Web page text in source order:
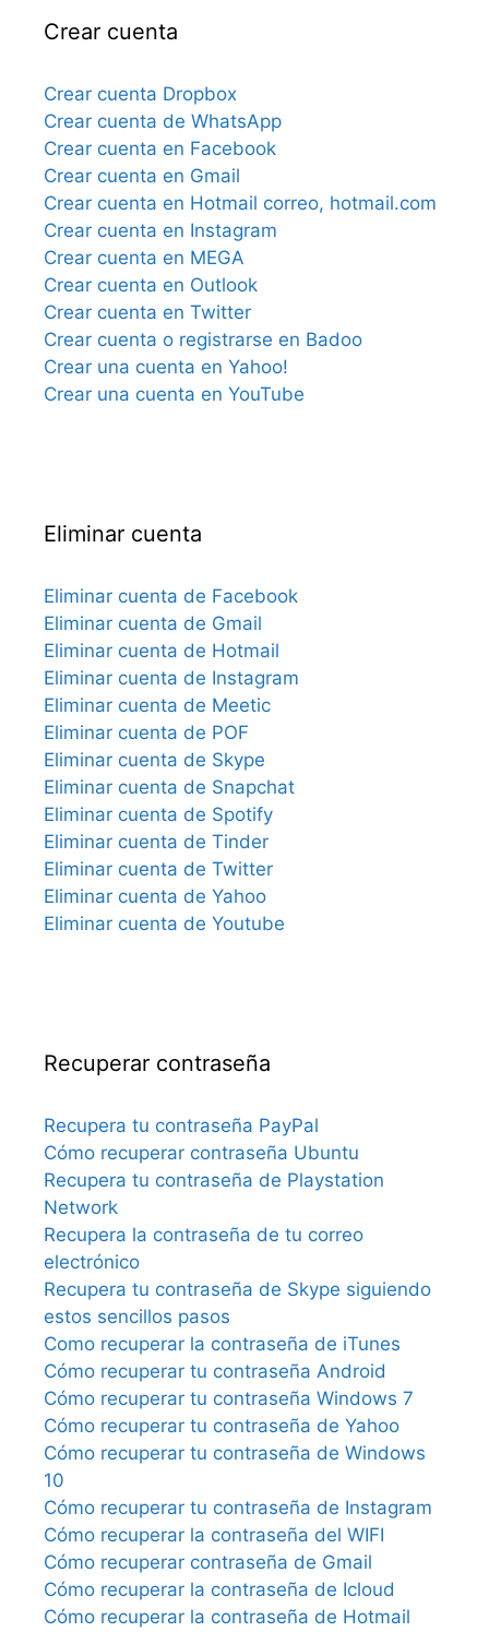
Crear cuenta
Crear cuenta Dropbox
Crear cuenta de WhatsApp
Crear cuenta en Facebook
Crear cuenta en Gmail
Crear cuenta en Hotmail correo, hotmail.com
Crear cuenta en Instagram
Crear cuenta en MEGA
Crear cuenta en Outlook
Crear cuenta en Twitter
Crear cuenta o registrarse en Badoo
Crear una cuenta en Yahoo!
Crear una cuenta en YouTube
Eliminar cuenta
Eliminar cuenta de Facebook
Eliminar cuenta de Gmail
Eliminar cuenta de Hotmail
Eliminar cuenta de Instagram
Eliminar cuenta de Meetic
Eliminar cuenta de POF
Eliminar cuenta de Skype
Eliminar cuenta de Snapchat
Eliminar cuenta de Spotify
Eliminar cuenta de Tinder
Eliminar cuenta de Twitter
Eliminar cuenta de Yahoo
Eliminar cuenta de Youtube
Recuperar contraseña
Recupera tu contraseña PayPal
Cómo recuperar contraseña Ubuntu
Recupera tu contraseña de Playstation
Network
Recupera la contraseña de tu correo
electrónico
Recupera tu contraseña de Skype siguiendo
estos sencillos pasos
Como recuperar la contraseña de iTunes
Cómo recuperar tu contraseña Android
Cómo recuperar tu contraseña Windows 7
Cómo recuperar tu contraseña de Yahoo
Cómo recuperar tu contraseña de Windows
10
Cómo recuperar tu contraseña de Instagram
Cómo recuperar la contraseña del WIFI
Cómo recuperar contraseña de Gmail
Cómo recuperar la contraseña de Icloud
Cómo recuperar la contraseña de Hotmail